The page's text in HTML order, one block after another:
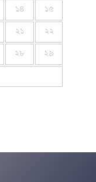
১৪ ১৫
২১ ২২
২৮ ২৯